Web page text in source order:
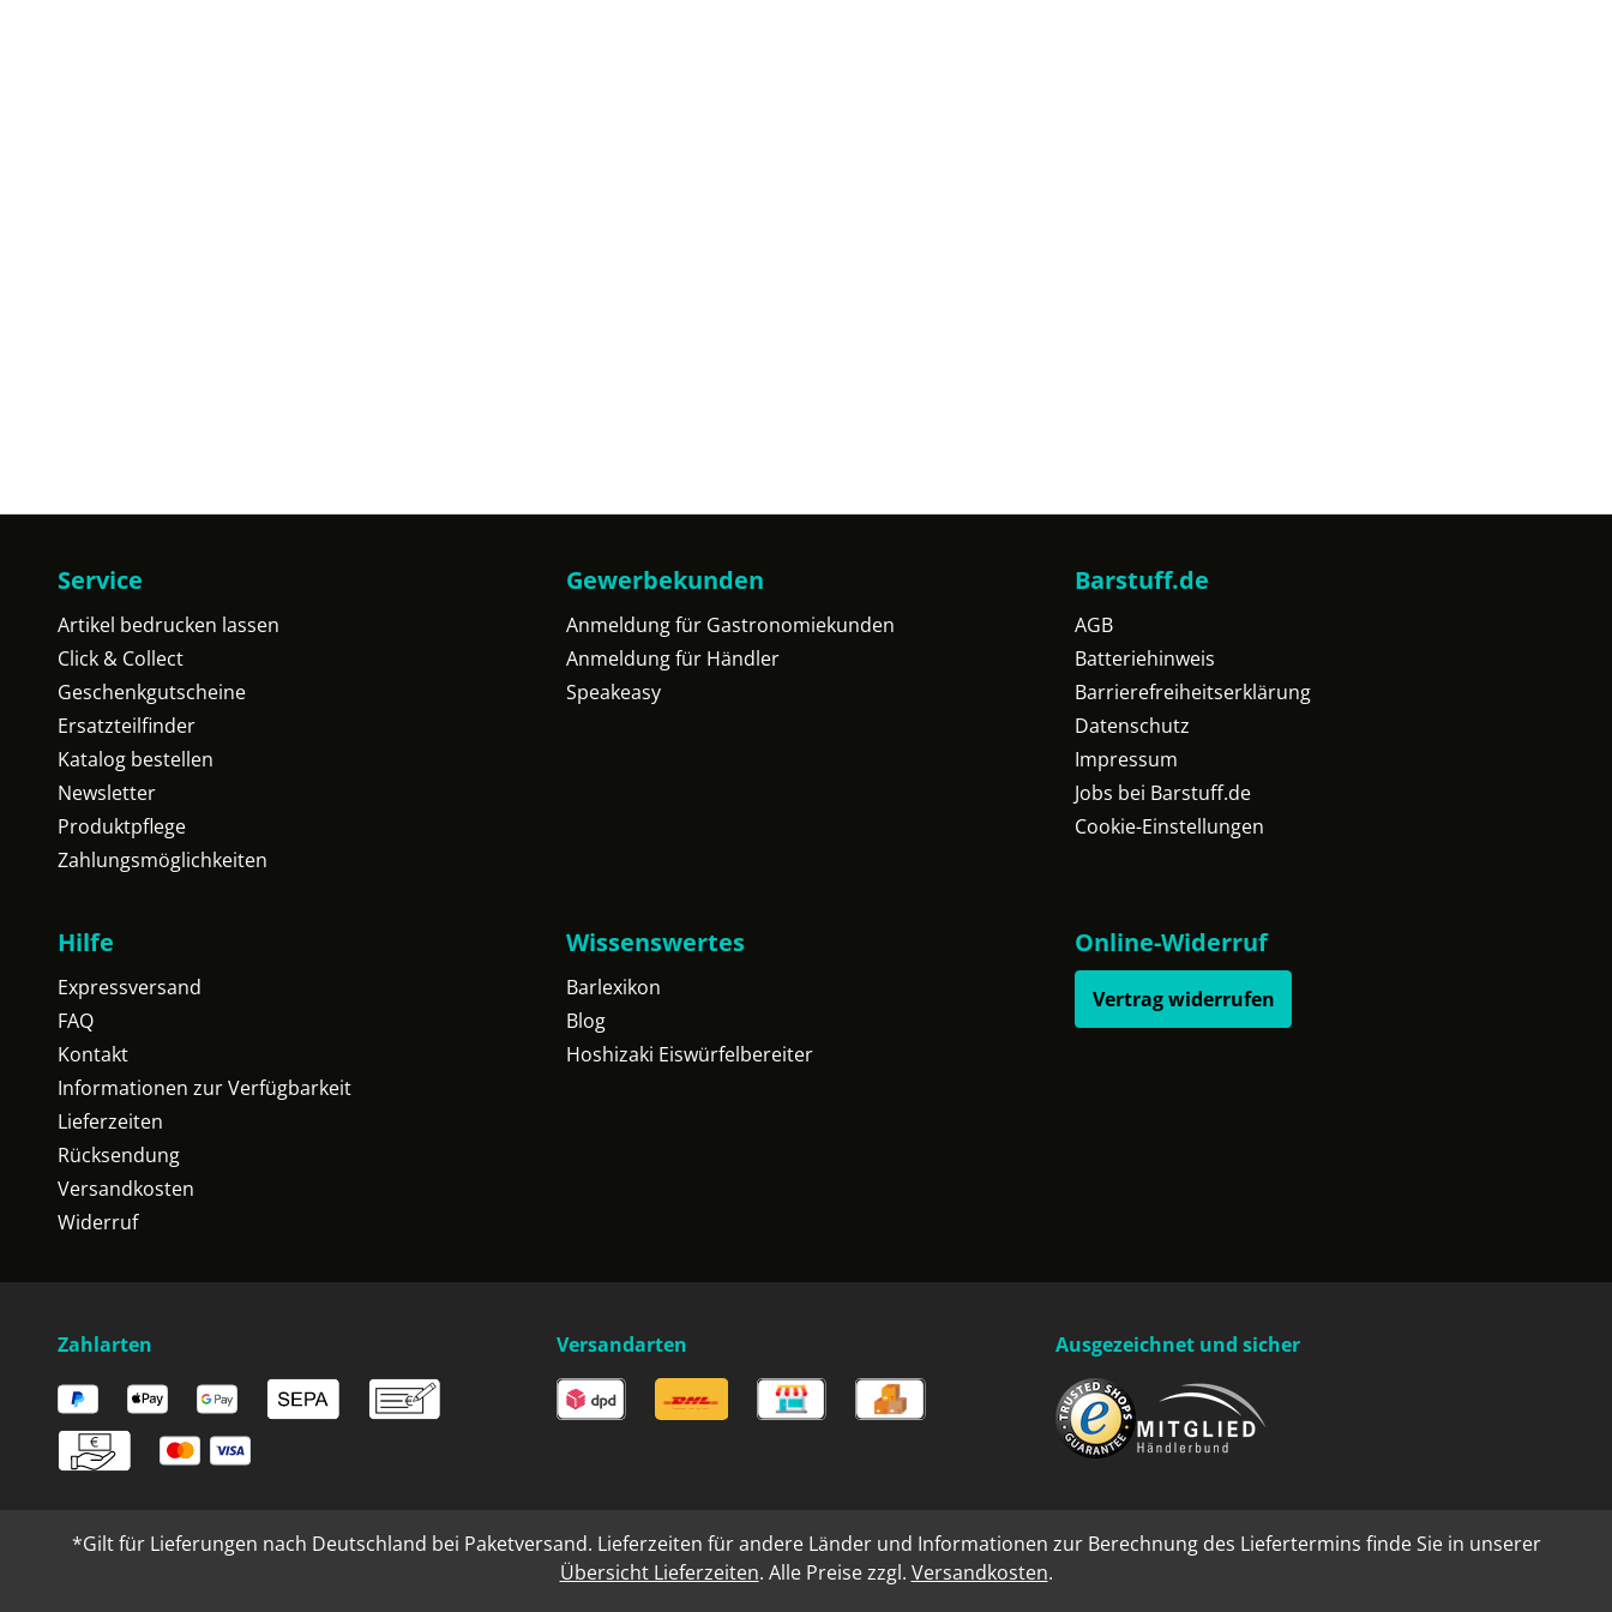
Service
Artikel bedrucken lassen
Click & Collect
Geschenkgutscheine
Ersatzteilfinder
Katalog bestellen
Newsletter
Produktpflege
Zahlungsmöglichkeiten
Gewerbekunden
Anmeldung für Gastronomiekunden
Anmeldung für Händler
Speakeasy
Barstuff.de
AGB
Batteriehinweis
Barrierefreiheitserklärung
Datenschutz
Impressum
Jobs bei Barstuff.de
Cookie-Einstellungen
Hilfe
Expressversand
FAQ
Kontakt
Informationen zur Verfügbarkeit
Lieferzeiten
Rücksendung
Versandkosten
Widerruf
Wissenswertes
Barlexikon
Blog
Hoshizaki Eiswürfelbereiter
Online-Widerruf
Vertrag widerrufen
Zahlarten Versandarten Ausgezeichnet und sicher
*Gilt für Lieferungen nach Deutschland bei Paketversand. Lieferzeiten für andere Länder und Informationen zur Berechnung des Liefertermins finde Sie in unserer
Übersicht Lieferzeiten. Alle Preise zzgl. Versandkosten.